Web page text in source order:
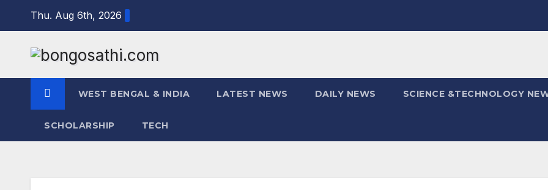
content
Thu. Aug 6th, 2026
WEST BENGAL & INDIA LATEST NEWS DAILY NEWS SCIENCE &TECHNOLOGY
SCHOLARSHIP TECH